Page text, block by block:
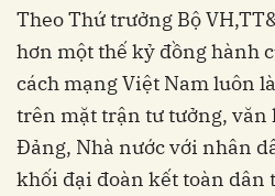
Theo Thứ trưởng Bộ
hơn một thế kỷ đồng hành
cách mạng Việt Nam luôn
trên mặt trận tư tưởng, văn
Đảng, Nhà nước với nhân
khối đại đoàn kết toàn dân